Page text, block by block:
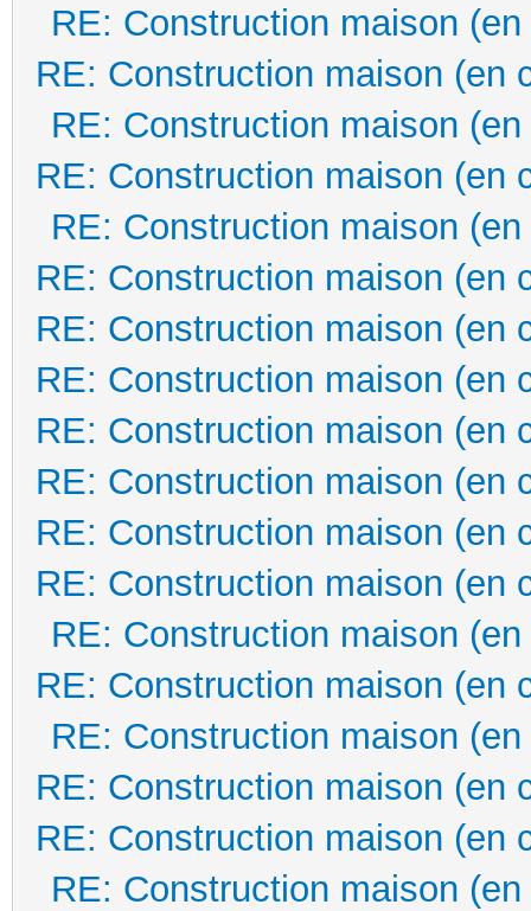
RE: Construction maison
RE: Construction maison (en
RE: Construction maison
RE: Construction maison (en
RE: Construction maison
RE: Construction maison (en
RE: Construction maison (en
RE: Construction maison (en
RE: Construction maison (en
RE: Construction maison (en
RE: Construction maison (en
RE: Construction maison (en
RE: Construction maison
RE: Construction maison (en
RE: Construction maison
RE: Construction maison (en
RE: Construction maison (en
RE: Construction maison